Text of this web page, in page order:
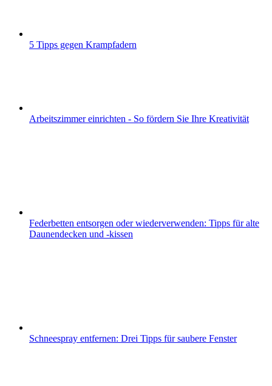
5 Tipps gegen Krampfadern
Arbeitszimmer einrichten - So fördern Sie Ihre Kreativität
Federbetten entsorgen oder wiederverwenden: Tipps für alte
Daunendecken und -kissen
Schneespray entfernen: Drei Tipps für saubere Fenster